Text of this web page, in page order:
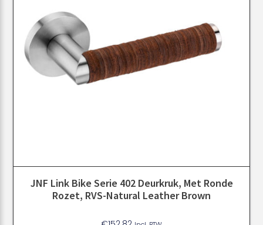
JNF Link Bike Serie 402 Deurkruk, Met Ronde
Rozet, RVS-Natural Leather Brown